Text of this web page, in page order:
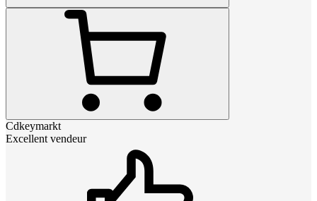
Cdkeymarkt
Excellent vendeur